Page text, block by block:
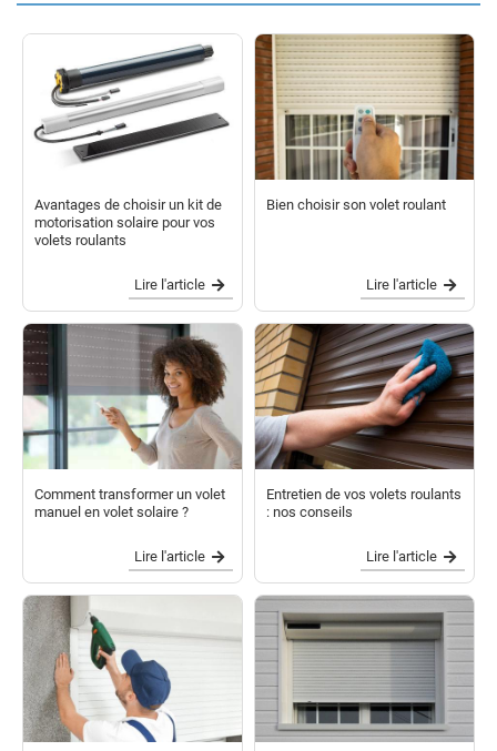
Avantages de choisir un kit de
motorisation solaire pour vos
volets roulants
Lire l'article
Bien choisir son volet roulant
Lire l'article
Comment transformer un volet
manuel en volet solaire ?
Lire l'article
Entretien de vos volets roulants
: nos conseils
Lire l'article